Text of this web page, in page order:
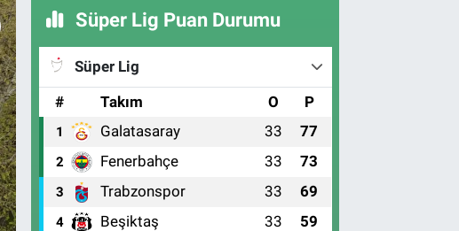
Süper Lig Puan Durumu
Süper Lig
#
Takım O P
1 Galatasaray 33 77
2 Fenerbahçe 33 73
3 Trabzonspor 33 69
4 Beşiktaş 33 59